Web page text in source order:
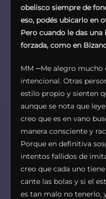
obelisco siempre de
eso, podés ubicarlo en
Pero cuando le das
forzada, como en
MM ─Me alegro mucho
intencional. Otras
estilo propio y sienten
aunque se nota que
creo que es en vano
manera consciente y
Porque en definitiva
intentos fallidos de
creo que cada uno
cante las bolas y si el
es tan malo no tenerlo,